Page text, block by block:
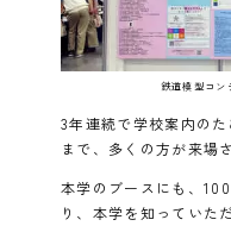
鉄道模型コン
3年連続で学校案内の
まで、多くの方が来場
本学のブースにも、
り、本学を知っていた